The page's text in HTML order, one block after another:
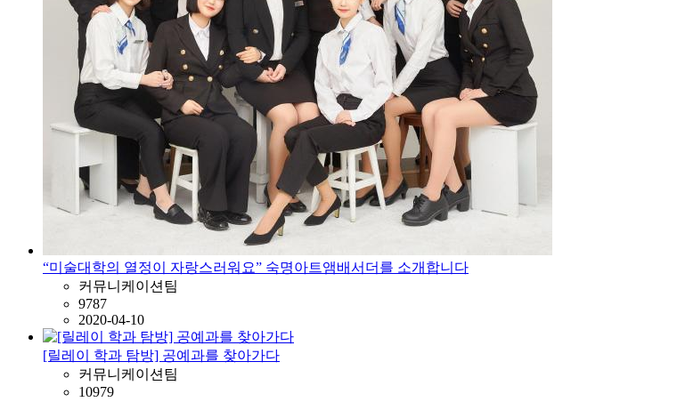
“미술대학의 열정이 자랑스러워요” 숙명아트앰배서더를 소개합니다
커뮤니케이션팀
9787
2020-04-10
[릴레이 학과 탐방] 공예과를 찾아가다
커뮤니케이션팀
10979